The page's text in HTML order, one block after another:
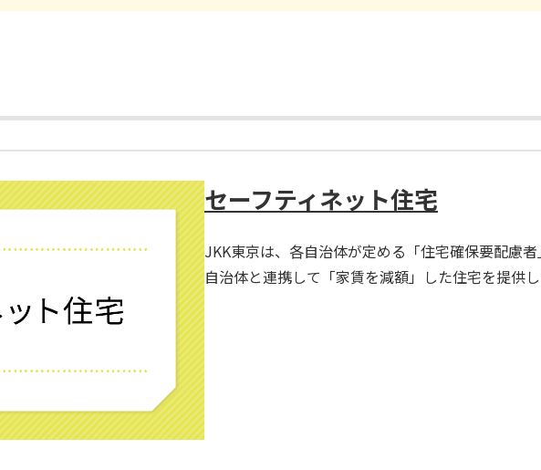
セーフティネット住宅
JKK東京は、各自治体が定める「住宅確保要配慮
自治体と連携して「家賃を減額」した住宅を提供し